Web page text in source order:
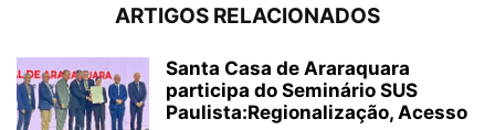
ARTIGOS RELACIONADOS
Santa Casa de Araraquara
participa do Seminário SUS
Paulista:Regionalização, Acesso